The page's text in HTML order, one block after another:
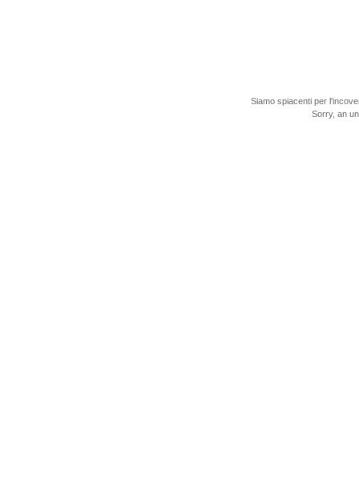
Siamo spiacenti per
Sorry, an